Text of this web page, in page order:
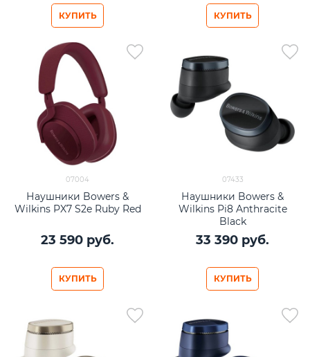
КУПИТЬ КУПИТЬ
07004
Наушники Bowers &
Wilkins PX7 S2e Ruby Red
23 590 руб.
КУПИТЬ
07433
Наушники Bowers &
Wilkins Pi8 Anthracite
Black
33 390 руб.
КУПИТЬ